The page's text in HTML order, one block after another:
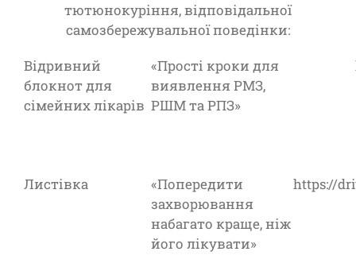
тютюнокуріння, відповідальної
самозбережувальної поведінки:
Відривний
блокнот для
сімейних лікарів
«Прості кроки для
виявлення РМЗ,
РШМ та РПЗ»
Листівка
«Попередити
захворювання
набагато краще, ніж
його лікувати»
https://